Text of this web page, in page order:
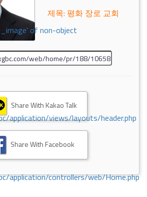
of non-object
application/views/layouts/header.php
application/controllers/web/Home.php
제목: 평화 장로 교회
Share With Kakao Talk
Share With Facebook